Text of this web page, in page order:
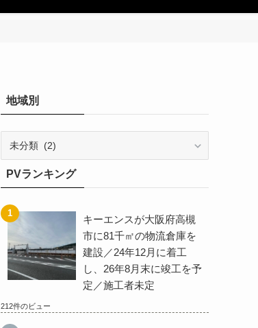
地域別
別PVランキング
キーエンスが大阪府高槻
市に81千㎡の物流倉庫を
建設／24年12月に着工
し、26年8月末に竣工を予
定／施工者未定
212件のビュー